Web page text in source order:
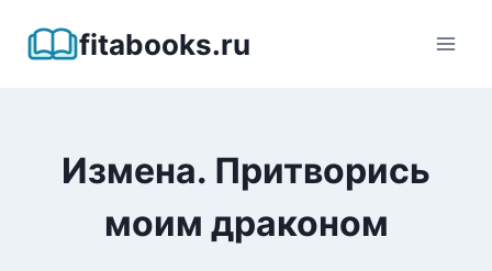
fitabooks.ru
Измена. Притворись
моим драконом